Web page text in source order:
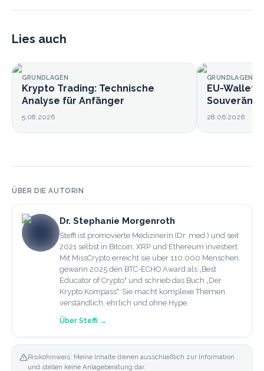
Lies auch
GRUNDLAGEN
Krypto Trading: Technische
Analyse für Anfänger
5.08.2026
GRUNDLAGEN
EU-Wallet
28.06.2026
ÜBER DIE AUTORIN
Dr. Stephanie Morgenroth
Steffi ist promovierte Medizinerin (Dr. med.) und seit
2021 selbst in Bitcoin, XRP und Ethereum investiert.
Mit MissCrypto erreicht sie über 110.000 Menschen,
gewann 2025 den BTC-ECHO Award als „Best
Educator of Crypto" und schrieb das Buch „Der
Krypto Kompass". Sie macht komplexe Themen
verständlich, ehrlich und ohne Hype.
Über Steffi →
Risikohinweis: Meine Inhalte dienen ausschließlich zur Information
und stellen keine Anlageberatung dar.